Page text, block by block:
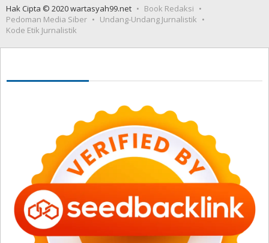
Hak Cipta © 2020 wartasyah99.net
Book Redaksi
Pedoman Media Siber
Undang-Undang Jurnalistik
Kode Etik Jurnalistik